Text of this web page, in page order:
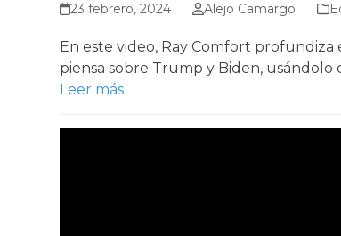
23 febrero, 2024 Alejo Camargo
En este video, Ray Comfort
piensa sobre Trump y Biden,
Leer más